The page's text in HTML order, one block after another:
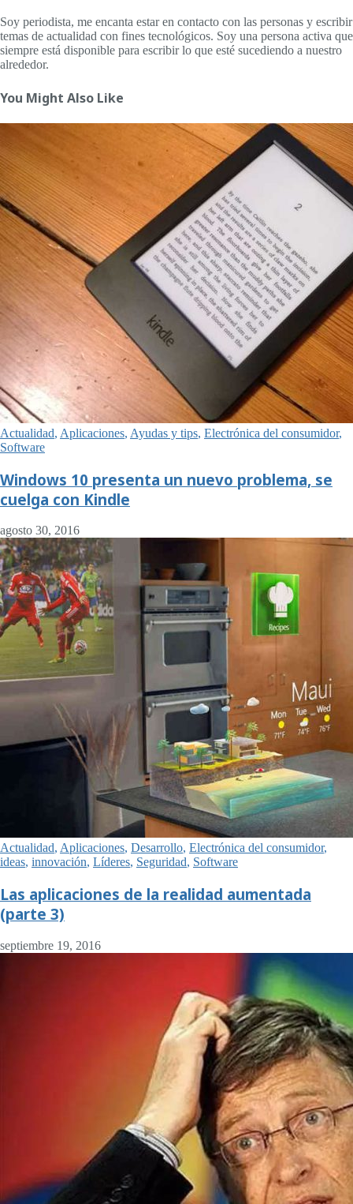
Soy periodista, me encanta estar en contacto con las personas y escribir
temas de actualidad con fines tecnológicos. Soy una persona activa que
siempre está disponible para escribir lo que esté sucediendo a nuestro
alrededor.
You Might Also Like
Actualidad, Aplicaciones, Ayudas y tips, Electrónica del consumidor,
Software
Windows 10 presenta un nuevo problema, se
cuelga con Kindle
agosto 30, 2016
Actualidad, Aplicaciones, Desarrollo, Electrónica del consumidor,
ideas, innovación, Líderes, Seguridad, Software
Las aplicaciones de la realidad aumentada
(parte 3)
septiembre 19, 2016